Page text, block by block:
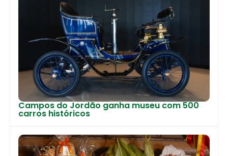
Campos do Jordão ganha museu com 500
carros históricos